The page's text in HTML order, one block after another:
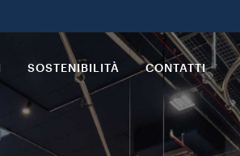
SOSTENIBILITÀ CONTATTI